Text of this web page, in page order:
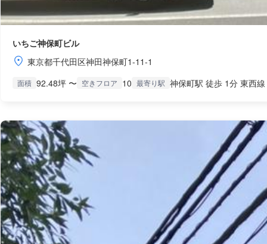
いちご神保町ビル
東京都千代田区神田神保町1-11-1
面積 92.48坪 〜 空きフロア 10 最寄り駅 神保町駅 徒歩 1分 東西